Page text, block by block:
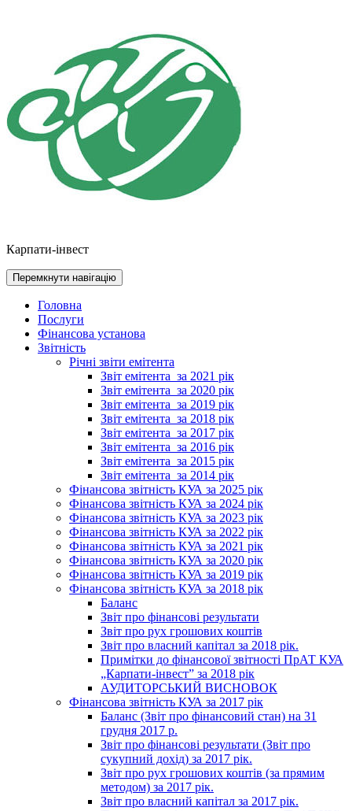
Карпати-інвест
Перемкнути навігацію
Головна
Послуги
Фінансова установа
Звітність
Річні звіти емітента
Звіт емітента_за 2021 рік
Звіт емітента_за 2020 рік
Звіт емітента_за 2019 рік
Звіт емітента_за 2018 рік
Звіт емітента_за 2017 рік
Звіт емітента_за 2016 рік
Звіт емітента_за 2015 рік
Звіт емітента_за 2014 рік
Фінансова звітність КУА за 2025 рік
Фінансова звітність КУА за 2024 рік
Фінансова звітність КУА за 2023 рік
Фінансова звітність КУА за 2022 рік
Фінансова звітність КУА за 2021 рік
Фінансова звітність КУА за 2020 рік
Фінансова звітність КУА за 2019 рік
Фінансова звітність КУА за 2018 рік
Баланс
Звіт про фінансові результати
Звіт про рух грошових коштів
Звіт про власний капітал за 2018 рік.
Примітки до фінансової звітності ПрАТ КУА
„Карпати-інвест” за 2018 рік
АУДИТОРСЬКИЙ ВИСНОВОК
Фінансова звітність КУА за 2017 рік
Баланс (Звіт про фінансовий стан) на 31
грудня 2017 р.
Звіт про фінансові результати (Звіт про
сукупний дохід) за 2017 рік.
Звіт про рух грошових коштів (за прямим
методом) за 2017 рік.
Звіт про власний капітал за 2017 рік.